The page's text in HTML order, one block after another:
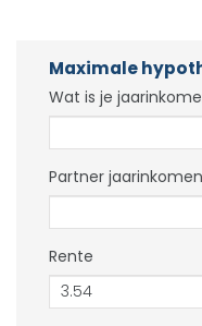
Maximale
Wat is je
Partner
Rente